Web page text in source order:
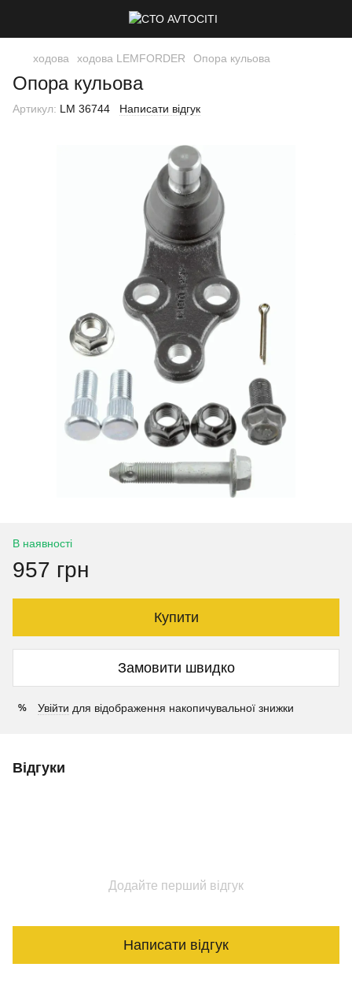
ходова ходова LEMFORDER Опора кульова
Опора кульова
Артикул: LM 36744 Написати відгук
В наявності
957 грн
Купити
Замовити швидко
% Увійти для відображення накопичувальної знижки
Відгуки
Додайте перший відгук
Написати відгук